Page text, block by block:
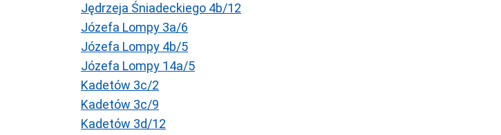
Jędrzeja Śniadeckiego 4b/12
Józefa Lompy 3a/6
Józefa Lompy 4b/5
Józefa Lompy 14a/5
Kadetów 3c/2
Kadetów 3c/9
Kadetów 3d/12